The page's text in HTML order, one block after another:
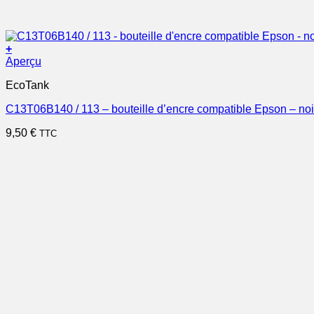
+
Aperçu
EcoTank
C13T06B140 / 113 – bouteille d’encre compatible Epson –
9,50 € TTC